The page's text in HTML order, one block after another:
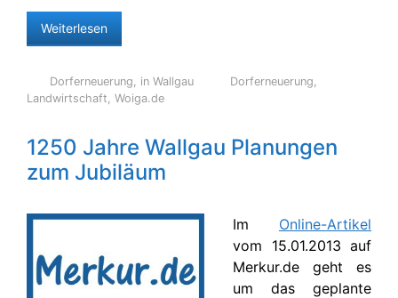
Weiterlesen
Dorferneuerung, in Wallgau Dorferneuerung,
Landwirtschaft, Woiga.de
1250 Jahre Wallgau Planungen
zum Jubiläum
Im Online-Artikel
vom 15.01.2013 auf
Merkur.de geht es
um das geplante